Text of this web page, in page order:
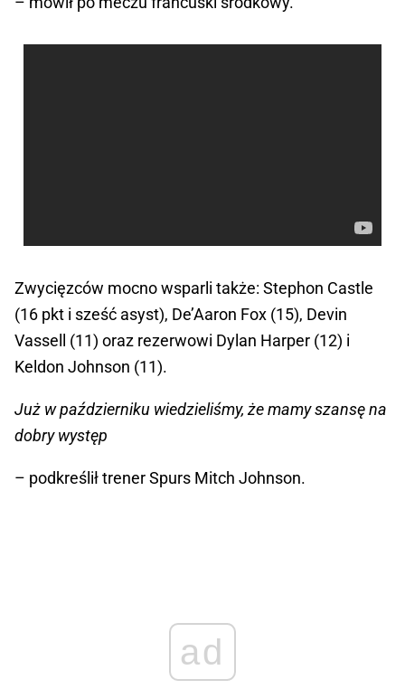
Zwycięzców mocno wsparli także: Stephon Castle
(16 pkt i sześć asyst), De’Aaron Fox (15), Devin
Vassell (11) oraz rezerwowi Dylan Harper (12) i
Keldon Johnson (11).
Już w październiku wiedzieliśmy, że mamy szansę na
dobry występ
– podkreślił trener Spurs Mitch Johnson.
ad